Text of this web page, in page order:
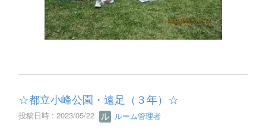
☆都立小峰公園・遠足（３年）☆
投稿日時 : 2023/05/22 ルーム管理者